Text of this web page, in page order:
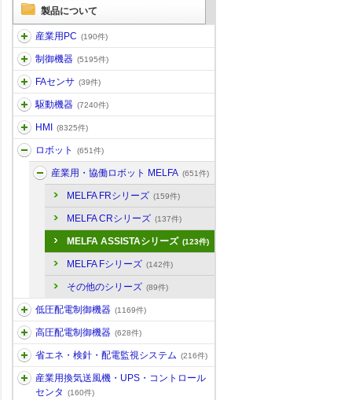
製品について
産業用PC (190件)
制御機器 (5195件)
FAセンサ (39件)
駆動機器 (7240件)
HMI (8325件)
ロボット (651件)
産業用・協働ロボット MELFA (651件)
MELFA FRシリーズ (159件)
MELFA CRシリーズ (137件)
MELFA ASSISTAシリーズ (123件)
MELFA Fシリーズ (142件)
その他のシリーズ (89件)
低圧配電制御機器 (1169件)
高圧配電制御機器 (628件)
省エネ・検針・配電監視システム (216件)
産業用換気送風機・UPS・コントロール
センタ
(160件)